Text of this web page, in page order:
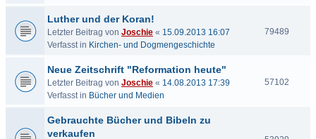
Luther und der Koran!
Letzter Beitrag von Joschie « 15.09.2013 16:07
Verfasst in Kirchen- und Dogmengeschichte
79489
Neue Zeitschrift "Reformation heute"
Letzter Beitrag von Joschie « 14.08.2013 17:39
Verfasst in Bücher und Medien
57102
Gebrauchte Bücher und Bibeln zu
verkaufen